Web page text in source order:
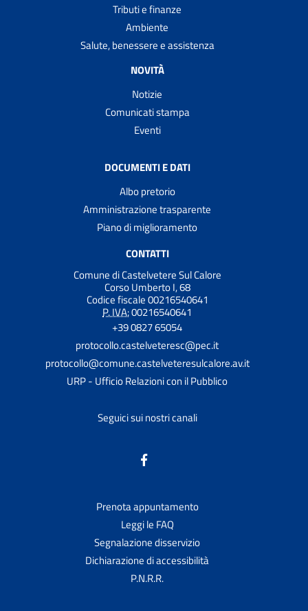
Tributi e finanze
Ambiente
Salute, benessere e assistenza
NOVITÀ
Notizie
Comunicati stampa
Eventi
DOCUMENTI E DATI
Albo pretorio
Amministrazione trasparente
Piano di miglioramento
CONTATTI
Comune di Castelvetere Sul Calore
Corso Umberto I, 68
Codice fiscale 00216540641
P. IVA:00216540641
+39 0827 65054
protocollo.castelveteresc@pec.it
protocollo@comune.castelveteresulcalore.av.it
URP - Ufficio Relazioni con il Pubblico
Seguici sui nostri canali
Prenota appuntamento
Leggi le FAQ
Segnalazione disservizio
Dichiarazione di accessibilità
P.N.R.R.